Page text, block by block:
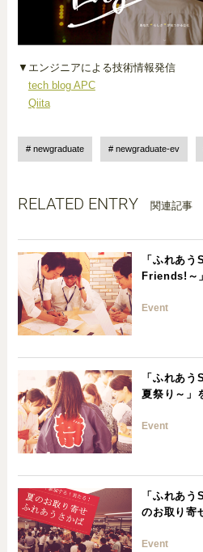
▼エンジニアによる技術情報発信
tech blog APC
Qiita
newgraduate newgraduate-ev
RELATED ENTRY 関連記事
「ふれあ
Friends!～
Event
「ふれあ
夏祭り～」
Event
「ふれあ
のお取り寄
Event